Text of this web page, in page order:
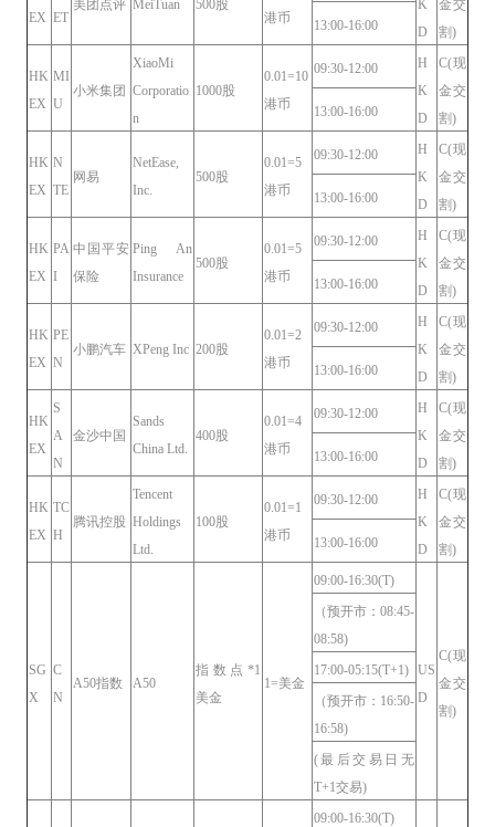
EX ET
美团点评 MeiTuan
500股
港币
K
D
金交
割)
13:00-16:00
HK
EX
MI
U
小米集团
XiaoMi
Corporatio
n
1000股
0.01=10
港币
09:30-12:00
H
K
D
C(现
金交
割)
13:00-16:00
HK
EX
N
TE
网易
NetEase,
Inc.
500股
0.01=5
港币
09:30-12:00
H
K
D
C(现
金交
割)
13:00-16:00
HK
EX
PA
I
中国平安
保险
Ping An
Insurance
500股
0.01=5
港币
09:30-12:00
H
K
D
C(现
金交
割)
13:00-16:00
HK
EX
PE
N
小鹏汽车 XPeng Inc 200股
0.01=2
港币
09:30-12:00
H
K
D
C(现
金交
割)
13:00-16:00
HK
EX
S
A
N
金沙中国
Sands
China Ltd.
400股
0.01=4
港币
09:30-12:00
H
K
D
C(现
金交
割)
13:00-16:00
HK
EX
TC
H
腾讯控股
Tencent
Holdings
Ltd.
100股
0.01=1
港币
09:30-12:00
H
K
D
C(现
金交
割)
13:00-16:00
SG
X
C
N
A50指数 A50
指数点*1
美金
1=美金
09:00-16:30(T)
US
D
C(现
金交
割)
（预开市：08:45-
08:58)
17:00-05:15(T+1)
（预开市：16:50-
16:58)
(最后交易日无
T+1交易)
09:00-16:30(T)